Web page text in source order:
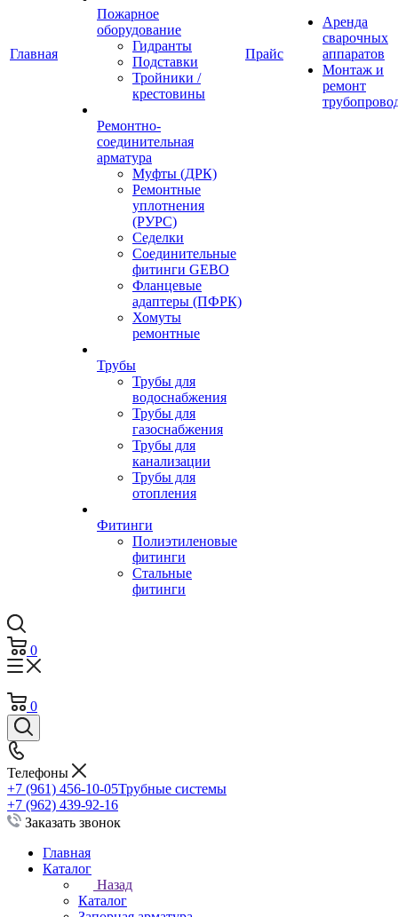
Главная
Пожарное
оборудование
Гидранты
Подставки
Тройники /
крестовины
Ремонтно-
соединительная
арматура
Муфты (ДРК)
Ремонтные
уплотнения
(РУРС)
Седелки
Соединительные
фитинги GEBO
Фланцевые
адаптеры (ПФРК)
Хомуты
ремонтные
Трубы
Трубы для
водоснабжения
Трубы для
газоснабжения
Трубы для
канализации
Трубы для
отопления
Фитинги
Полиэтиленовые
фитинги
Стальные
фитинги
Прайс
Аренда
сварочных
аппаратов
Монтаж и
ремонт
0
0
Телефоны
+7 (961) 456-10-05Трубные системы
+7 (962) 439-92-16
Заказать звонок
Главная
Каталог
Назад
Каталог